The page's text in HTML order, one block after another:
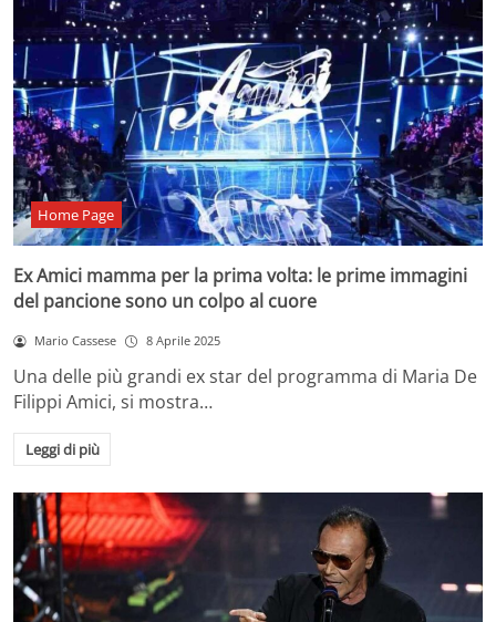
Home Page
Ex Amici mamma per la prima volta: le prime immagini
del pancione sono un colpo al cuore
Mario Cassese 8 Aprile 2025
Una delle più grandi ex star del programma di Maria De
Filippi Amici, si mostra…
Leggi di più